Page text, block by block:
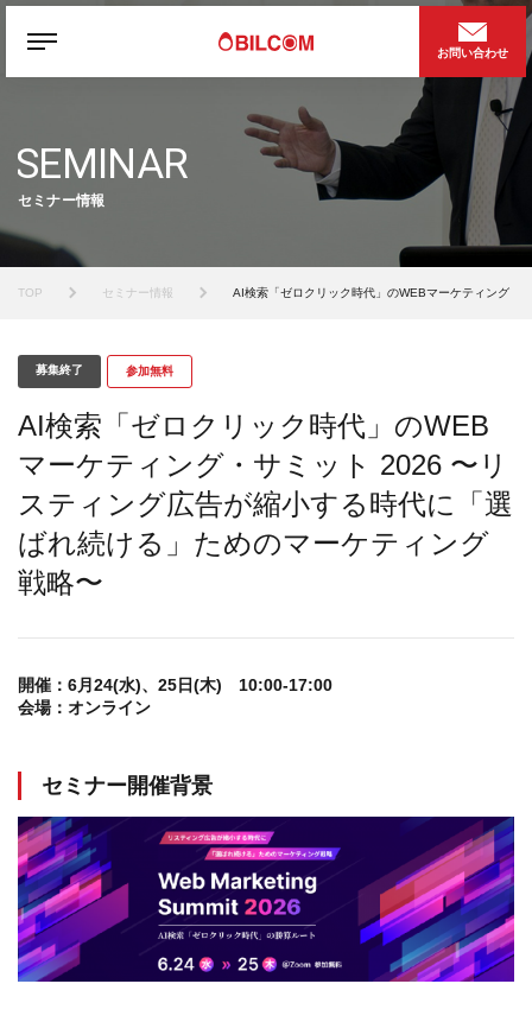
お問い合わせ
SEMINAR
セミナー情報
TOP セミナー情報 AI検索「ゼロクリック時代」のWEBマーケティング・
募集終了 参加無料
AI検索「ゼロクリック時代」のWEB
マーケティング・サミット 2026 〜リ
スティング広告が縮小する時代に「選
ばれ続ける」ためのマーケティング
戦略〜
開催： 6月24(水)、25日(木) 10:00-17:00
会場： オンライン
セミナー開催背景